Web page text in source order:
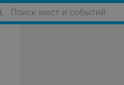
Поиск мест и событий